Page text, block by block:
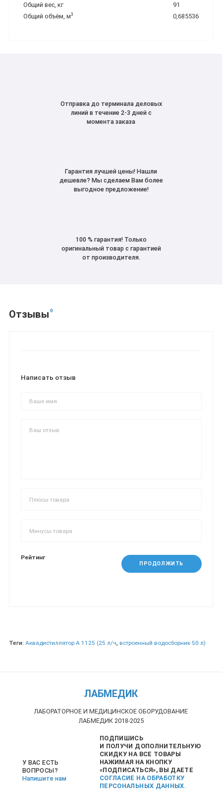
Общий вес, кг
91
Общий объём, м3 0,685536
Отправка до терминала деловых
линий в течение 2-3 дней с
момента заказа
Гарантия лучшей цены! Нашли
дешевле? Мы сделаем Вам более
выгодное предложение!
100 % гарантия! Только
оригинальный товар с гарантией
от производителя.
Отзывы 0
Написать отзыв
Рейтинг
ПРОДОЛЖИТЬ
Теги: Аквадистиллятор A 1125 (25 л/ч, встроенный водосборник 50 л)
ЛАБМЕДИК
ЛАБОРАТОРНОЕ И МЕДИЦИНСКОЕ ОБОРУДОВАНИЕ
ЛАБМЕДИК 2018-2025
У ВАС ЕСТЬ
ВОПРОСЫ?
Напишите нам
ПОДПИШИСЬ
И ПОЛУЧИ ДОПОЛНИТЕЛЬНУЮ
СКИДКУ НА ВСЕ ТОВАРЫ
НАЖИМАЯ НА КНОПКУ
«ПОДПИСАТЬСЯ», ВЫ ДАЕТЕ
СОГЛАСИЕ НА ОБРАБОТКУ
ПЕРСОНАЛЬНЫХ ДАННЫХ.